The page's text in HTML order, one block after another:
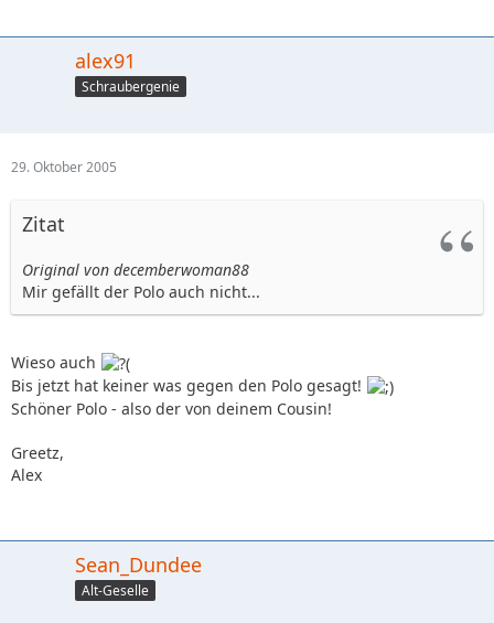
alex91
Schraubergenie
29. Oktober 2005
Zitat
Original von decemberwoman88
Mir gefällt der Polo auch nicht...
Wieso auch
Bis jetzt hat keiner was gegen den Polo gesagt!
Schöner Polo - also der von deinem Cousin!
Greetz,
Alex
Sean_Dundee
Alt-Geselle